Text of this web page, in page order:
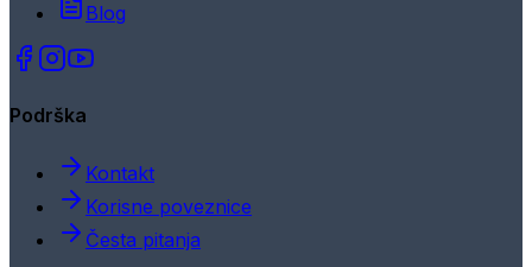
Blog
Podrška
Kontakt
Korisne poveznice
Česta pitanja